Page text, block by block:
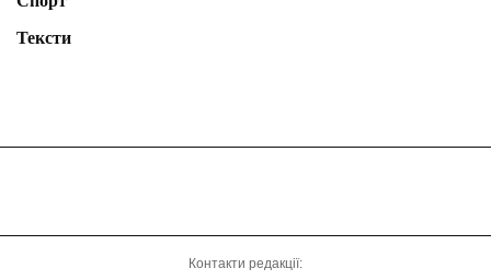
Тексти
Контакти редакції: